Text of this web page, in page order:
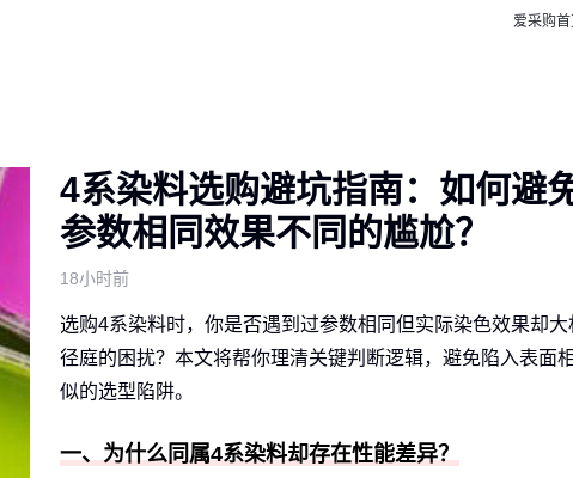
爱采购首
4系染料选购避坑指南：如何避
参数相同效果不同的尴尬？
18小时前
选购4系染料时，你是否遇到过参数相同但实际染色效果却大
径庭的困扰？本文将帮你理清关键判断逻辑，避免陷入表面相
似的选型陷阱。
一、为什么同属4系染料却存在性能差异？